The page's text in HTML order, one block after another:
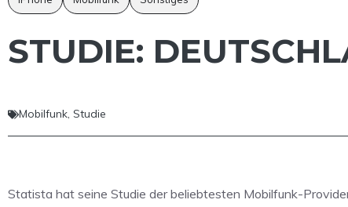
STUDIE:
Mobilfunk, Studie
Statista hat seine Studie der beliebtesten Mobilfunk-